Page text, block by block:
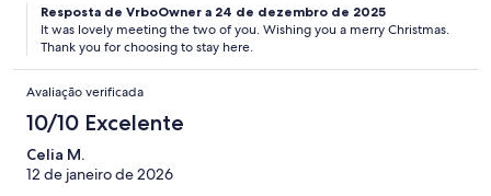
Resposta de VrboOwner a 24 de dezembro de 2025
It was lovely meeting the two of you. Wishing you a merry Christmas.
Thank you for choosing to stay here.
Avaliação verificada
10/10 Excelente
Celia M.
12 de janeiro de 2026